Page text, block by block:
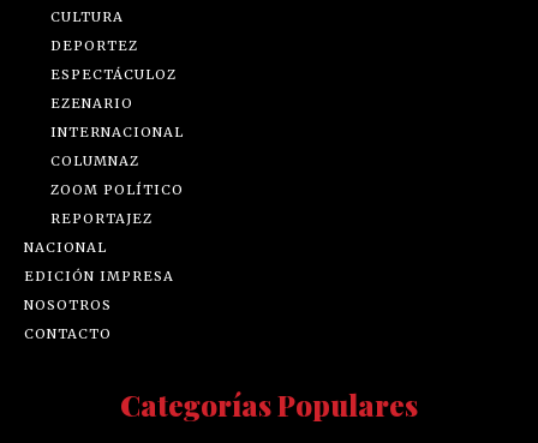
CULTURA
DEPORTEZ
ESPECTÁCULOZ
EZENARIO
INTERNACIONAL
COLUMNAZ
ZOOM POLÍTICO
REPORTAJEZ
NACIONAL
EDICIÓN IMPRESA
NOSOTROS
CONTACTO
Categorías Populares